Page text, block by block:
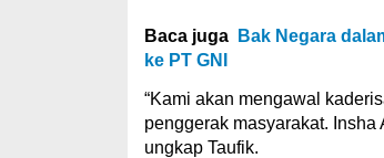
Baca juga
Bak Negara
ke PT GNI
“Kami akan mengawal
penggerak masyarakat.
ungkap Taufik.